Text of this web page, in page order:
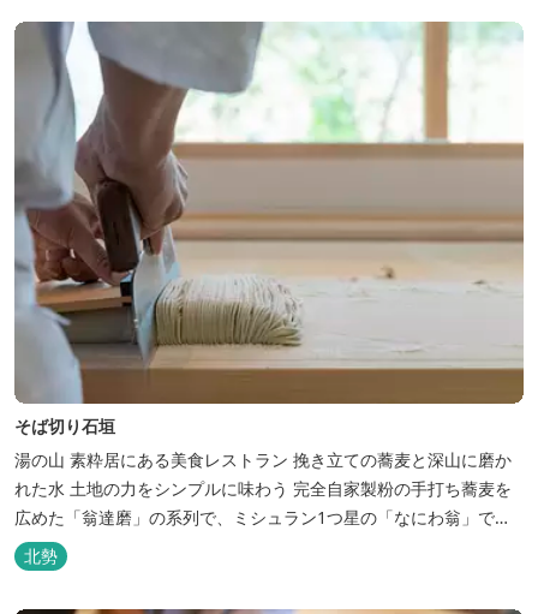
島竜司。探...
そば切り石垣
湯の山 素粋居にある美食レストラン 挽き立ての蕎麦と深山に磨か
れた水 土地の力をシンプルに味わう 完全自家製粉の手打ち蕎麦を
広めた「翁達磨」の系列で、ミシュラン1つ星の「なにわ翁」で研
鑽を積んだ石垣雄介氏が開業した「そば切り石垣」。 翁伝統の完全
自家製粉による二八蕎麦を踏襲し、蕎麦と酒をシンプルに楽しむ店
北勢